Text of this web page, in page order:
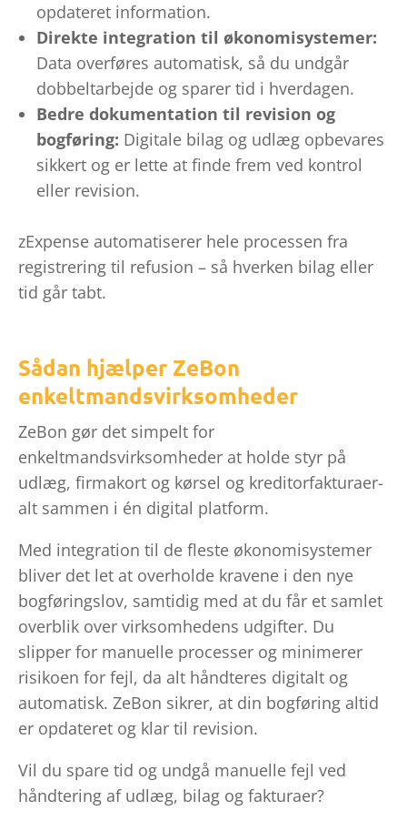
opdateret information.
Direkte integration til økonomisystemer:
Data overføres automatisk, så du undgår
dobbeltarbejde og sparer tid i hverdagen.
Bedre dokumentation til revision og
bogføring: Digitale bilag og udlæg opbevares
sikkert og er lette at finde frem ved kontrol
eller revision.
zExpense automatiserer hele processen fra
registrering til refusion – så hverken bilag eller
tid går tabt.
Sådan hjælper ZeBon
enkeltmandsvirksomheder
ZeBon gør det simpelt for
enkeltmandsvirksomheder at holde styr på
udlæg, firmakort og kørsel og kreditorfakturaer-
alt sammen i én digital platform.
Med integration til de fleste økonomisystemer
bliver det let at overholde kravene i den nye
bogføringslov, samtidig med at du får et samlet
overblik over virksomhedens udgifter. Du
slipper for manuelle processer og minimerer
risikoen for fejl, da alt håndteres digitalt og
automatisk. ZeBon sikrer, at din bogføring altid
er opdateret og klar til revision.
Vil du spare tid og undgå manuelle fejl ved
håndtering af udlæg, bilag og fakturaer?